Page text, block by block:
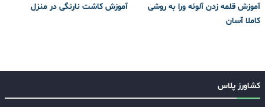
آموزش قلمه زدن آلوئه ورا به روشی
کاملا آسان
آموزش کاشت نارنگی در منزل
کشاورز پلاس